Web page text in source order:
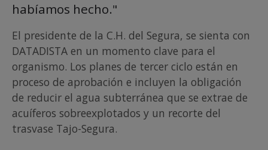
habíamos hecho."
El presidente de la C.H. del Segura, se sienta con
DATADISTA en un momento clave para el
organismo. Los planes de tercer ciclo están en
proceso de aprobación e incluyen la obligación
de reducir el agua subterránea que se extrae de
acuíferos sobreexplotados y un recorte del
trasvase Tajo-Segura.